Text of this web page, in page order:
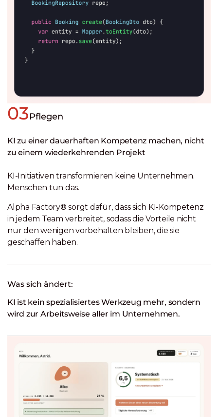
03Pflegen
KI zu einer dauerhaften Kompetenz machen, nicht
zu einem wiederkehrenden Projekt
KI-Initiativen transformieren keine Unternehmen.
Menschen tun das.
Alpha Factory® sorgt dafür, dass sich KI-Kompetenz
in jedem Team verbreitet, sodass die Vorteile nicht
nur den wenigen vorbehalten bleiben, die sie
geschaffen haben.
Was sich ändert:
KI ist kein spezialisiertes Werkzeug mehr, sondern
wird zur Arbeitsweise aller im Unternehmen.